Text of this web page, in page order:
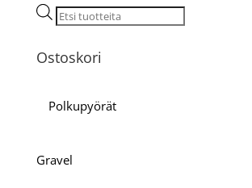
Products
Ostoskori
Polkupyörät
Gravel